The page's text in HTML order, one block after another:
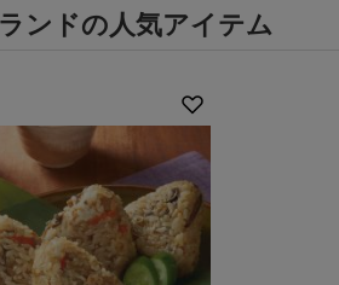
ンドの人気アイテム